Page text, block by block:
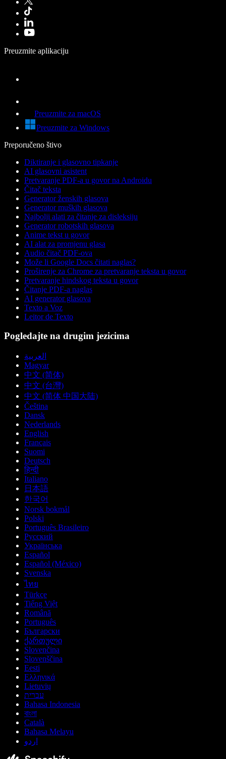
Preuzmite aplikaciju
Preuzmite za macOS
Preuzmite za Windows
Preporučeno štivo
Diktiranje i glasovno tipkanje
AI glasovni asistent
Pretvaranje PDF-a u govor na Androidu
Čitač teksta
Generator ženskih glasova
Generator muških glasova
Najbolji alati za čitanje za disleksiju
Generator robotskih glasova
Anime tekst u govor
AI alat za promjenu glasa
Audio čitač PDF-ova
Može li Google Docs čitati naglas?
Proširenje za Chrome za pretvaranje teksta u govor
Pretvaranje hindskog teksta u govor
Čitanje PDF-a naglas
AI generator glasova
Texto a Voz
Leitor de Texto
Pogledajte na drugim jezicima
العربية
Magyar
中文 (简体)
中文 (台灣)
中文 (简体 中国大陆)
Čeština
Dansk
Nederlands
English
Français
Suomi
Deutsch
हिन्दी
Italiano
日本語
한국어
Norsk bokmål
Polski
Português Brasileiro
Русский
Українська
Español
Español (México)
Svenska
ไทย
Türkçe
Tiếng Việt
Română
Português
Български
ქართული
Slovenčina
Slovenščina
Eesti
Ελληνικά
Lietuvių
עברית
Bahasa Indonesia
বাংলা
Català
Bahasa Melayu
اردو